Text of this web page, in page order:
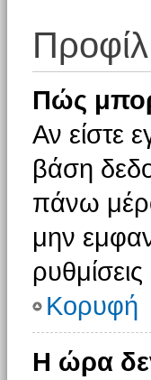
Πώς
Αν είστε
βάση
πάνω
μην
Κορυφή
Η ώρα